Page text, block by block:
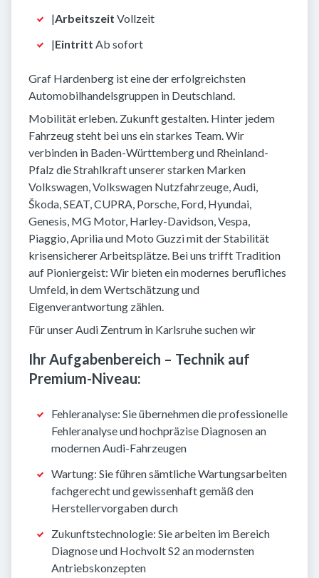
|Arbeitszeit Vollzeit
|Eintritt Ab sofort
Graf Hardenberg ist eine der erfolgreichsten
Automobilhandelsgruppen in Deutschland.
Mobilität erleben. Zukunft gestalten. Hinter jedem
Fahrzeug steht bei uns ein starkes Team. Wir
verbinden in Baden-Württemberg und Rheinland-
Pfalz die Strahlkraft unserer starken Marken
Volkswagen, Volkswagen Nutzfahrzeuge, Audi,
Škoda, SEAT, CUPRA, Porsche, Ford, Hyundai,
Genesis, MG Motor, Harley-Davidson, Vespa,
Piaggio, Aprilia und Moto Guzzi mit der Stabilität
krisensicherer Arbeitsplätze. Bei uns trifft Tradition
auf Pioniergeist: Wir bieten ein modernes berufliches
Umfeld, in dem Wertschätzung und
Eigenverantwortung zählen.
Für unser Audi Zentrum in Karlsruhe suchen wir
Ihr Aufgabenbereich – Technik auf
Premium-Niveau:
Fehleranalyse: Sie übernehmen die professionelle
Fehleranalyse und hochpräzise Diagnosen an
modernen Audi-Fahrzeugen
Wartung: Sie führen sämtliche Wartungsarbeiten
fachgerecht und gewissenhaft gemäß den
Herstellervorgaben durch
Zukunftstechnologie: Sie arbeiten im Bereich
Diagnose und Hochvolt S2 an modernsten
Antriebskonzepten